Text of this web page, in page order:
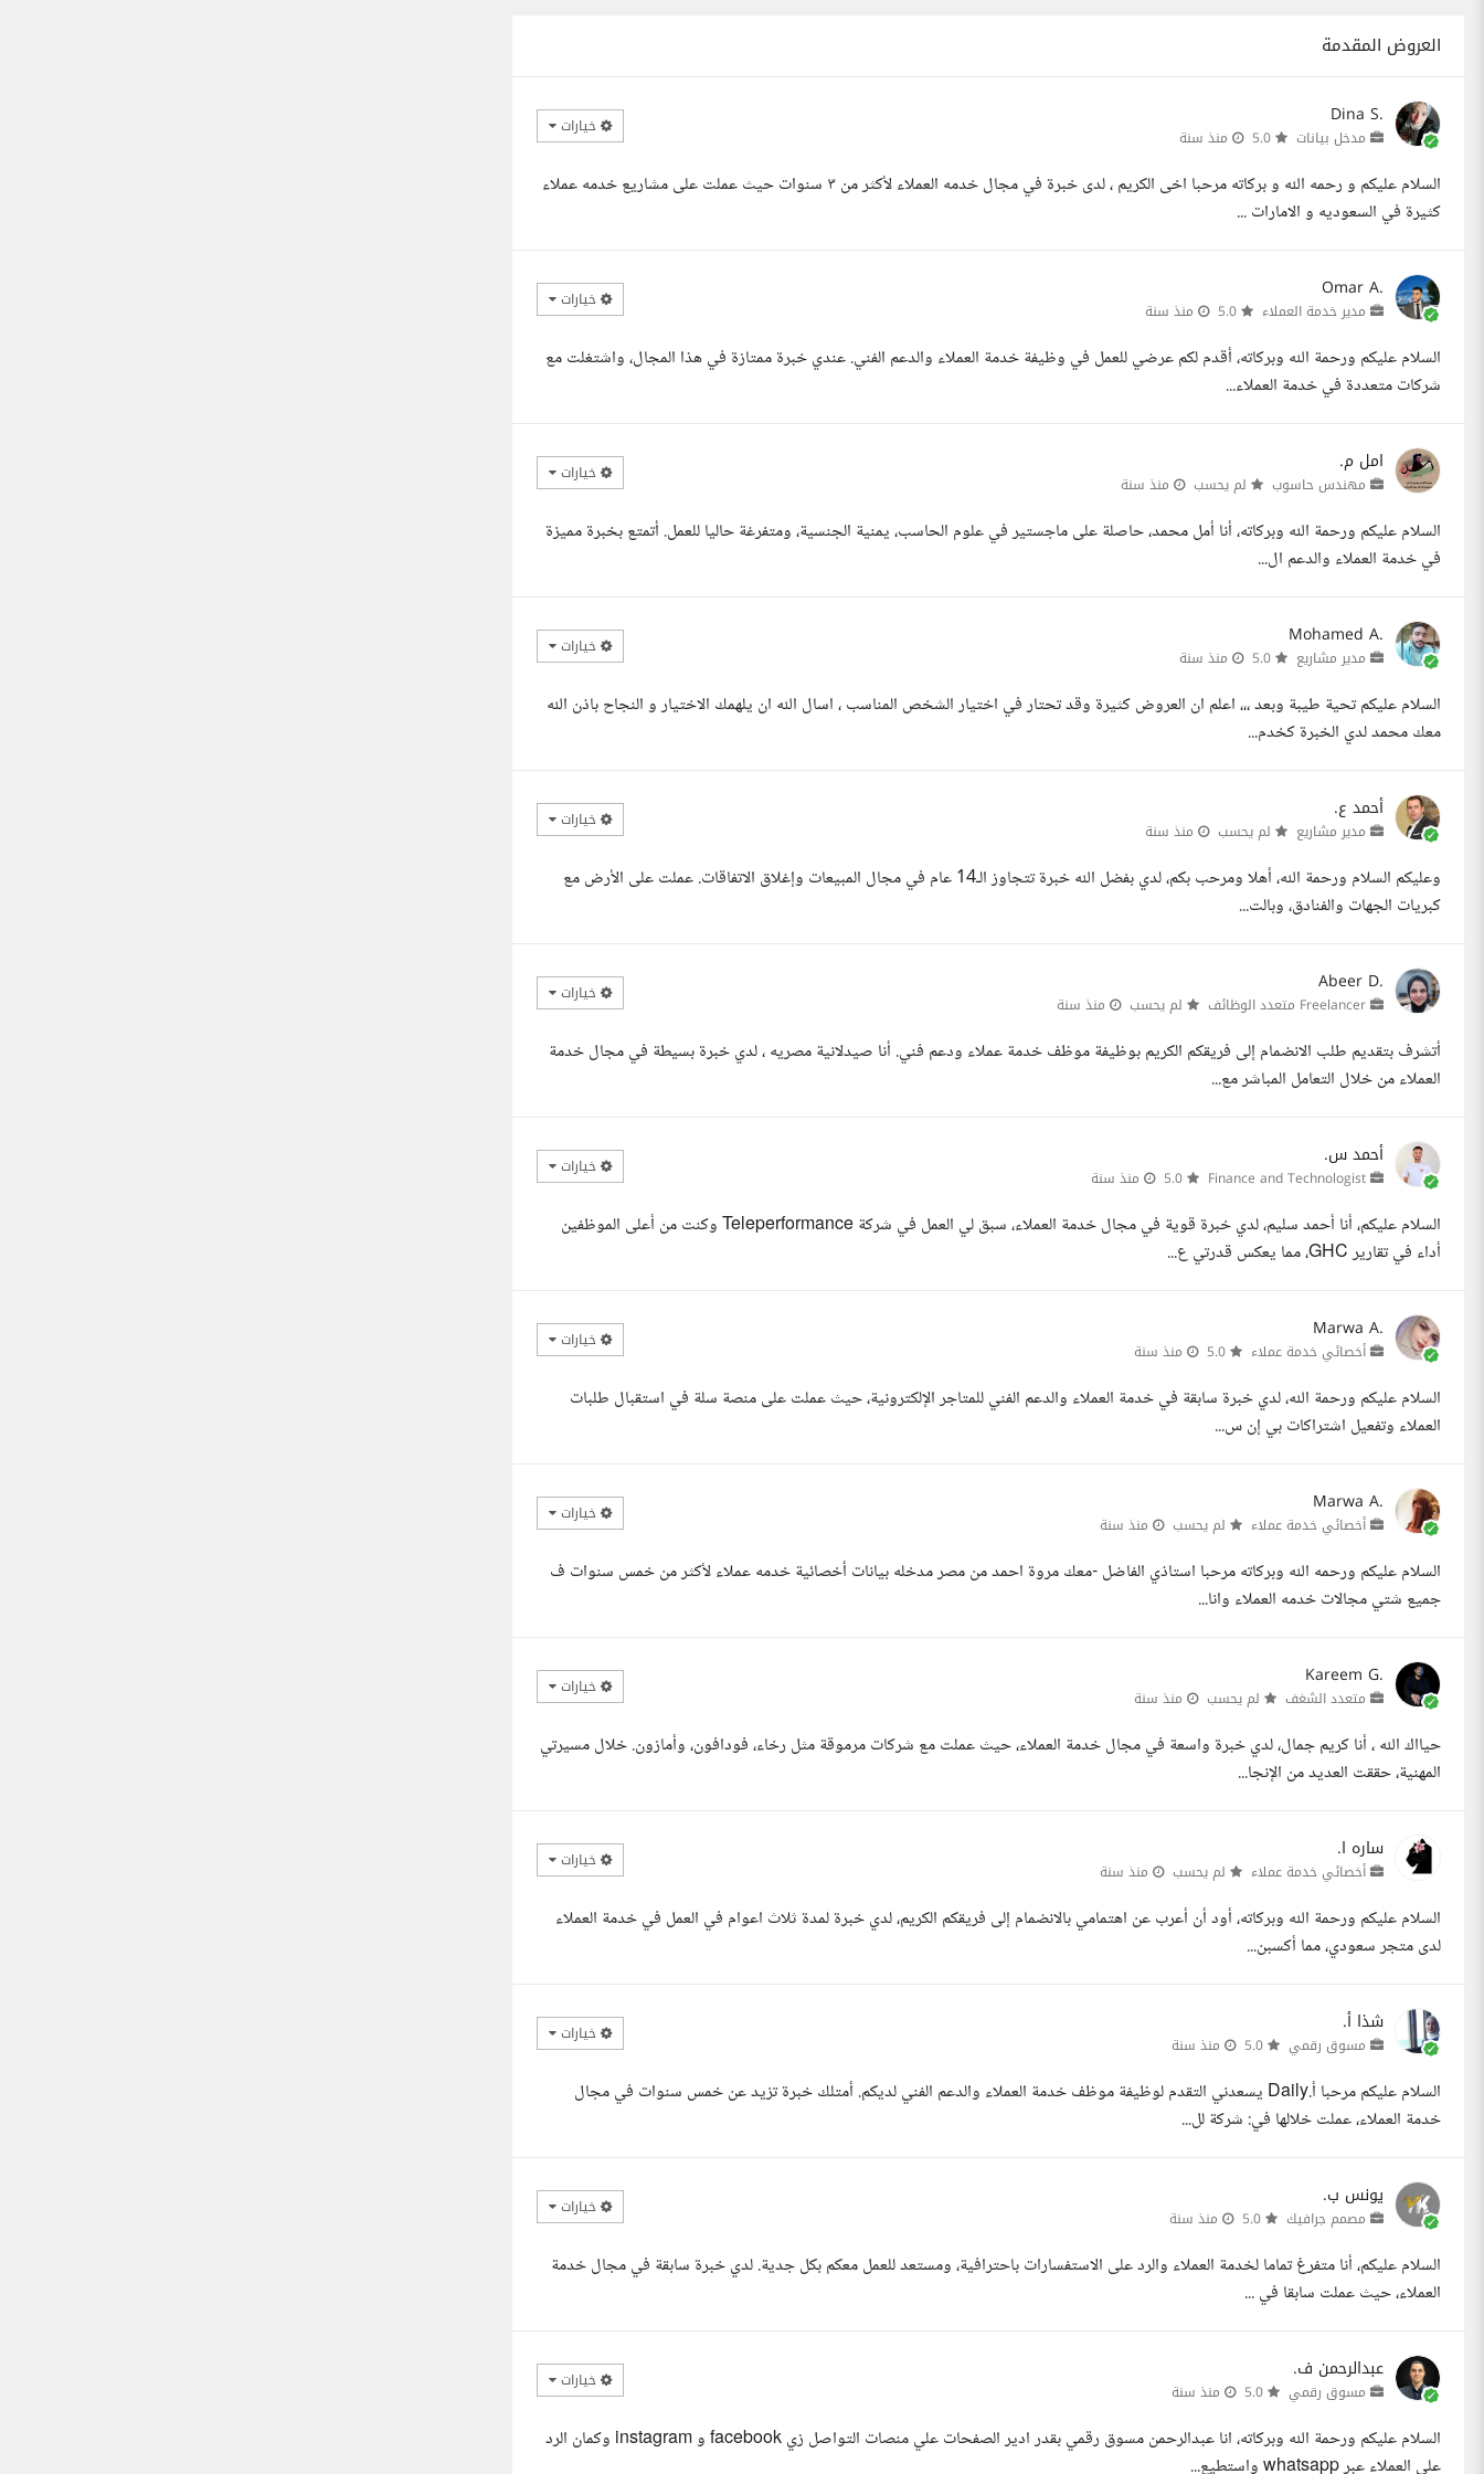
العروض المقدمة
Dina S.
مدخل بيانات منذ سنة خيارات
السلام عليكم و رحمه الله و بركاته مرحبا اخى الكريم ، لدى خبرة في مجال خدمه العملاء لأكثر من ٣ سنوات حيث عملت على مشاريع خدمه عملاء
كثيرة في السعوديه و الامارات ...
Omar A.
مدير خدمة العملاء منذ سنة خيارات
السلام عليكم ورحمة الله وبركاته، أقدم لكم عرضي للعمل في وظيفة خدمة العملاء والدعم الفني. عندي خبرة ممتازة في هذا المجال، واشتغلت مع
شركات متعددة في خدمة العملاء...
امل م.
مهندس حاسوب لم يحسب منذ سنة خيارات
السلام عليكم ورحمة الله وبركاته، أنا أمل محمد، حاصلة على ماجستير في علوم الحاسب، يمنية الجنسية، ومتفرغة حاليا للعمل. أتمتع بخبرة مميزة
في خدمة العملاء والدعم ال...
Mohamed A.
مدير مشاريع منذ سنة خيارات
السلام عليكم تحية طيبة وبعد ،،، اعلم ان العروض كثيرة وقد تحتار في اختيار الشخص المناسب ، اسال الله ان يلهمك الاختيار و النجاح باذن الله
معك محمد لدي الخبرة كخدم...
أحمد ع.
مدير مشاريع لم يحسب منذ سنة خيارات
وعليكم السلام ورحمة الله، أهلا ومرحب بكم، لدي بفضل الله خبرة تتجاوز الـ14 عام في مجال المبيعات وإغلاق الاتفاقات. عملت على الأرض مع
كبريات الجهات والفنادق، وبالت...
Abeer D.
لم يحسب منذ سنة خيارات
أتشرف بتقديم طلب الانضمام إلى فريقكم الكريم بوظيفة موظف خدمة عملاء ودعم فني. أنا صيدلانية مصريه ، لدي خبرة بسيطة في مجال خدمة
العملاء من خلال التعامل المباشر مع...
أحمد س.
منذ سنة خيارات
السلام عليكم، أنا أحمد سليم، لدي خبرة قوية في مجال خدمة العملاء، سبق لي العمل في شركة Teleperformance وكنت من أعلى الموظفين
أداء في تقارير GHC، مما يعكس قدرتي ع...
Marwa A.
أخصائي خدمة عملاء منذ سنة خيارات
السلام عليكم ورحمة الله، لدي خبرة سابقة في خدمة العملاء والدعم الفني للمتاجر الإلكترونية، حيث عملت على منصة سلة في استقبال طلبات
العملاء وتفعيل اشتراكات بي إن س...
Marwa A.
أخصائي خدمة عملاء لم يحسب منذ سنة خيارات
السلام عليكم ورحمه الله وبركاته مرحبا استاذي الفاضل -معك مروة احمد من مصر مدخله بيانات أخصائية خدمه عملاء لأكثر من خمس سنوات ف
جميع شتي مجالات خدمه العملاء وانا...
Kareem G.
متعدد الشغف لم يحسب منذ سنة خيارات
حيااك الله ، أنا كريم جمال، لدي خبرة واسعة في مجال خدمة العملاء، حيث عملت مع شركات مرموقة مثل رخاء، فودافون، وأمازون. خلال مسيرتي
المهنية، حققت العديد من الإنجا...
ساره ا.
أخصائي خدمة عملاء لم يحسب منذ سنة خيارات
السلام عليكم ورحمة الله وبركاته، أود أن أعرب عن اهتمامي بالانضمام إلى فريقكم الكريم، لدي خبرة لمدة ثلاث اعوام في العمل في خدمة العملاء
لدى متجر سعودي، مما أكسبن...
شذا أ.
مسوق رقمي منذ سنة خيارات
السلام عليكم مرحبا أ.Daily يسعدني التقدم لوظيفة موظف خدمة العملاء والدعم الفني لديكم. أمتلك خبرة تزيد عن خمس سنوات في مجال
خدمة العملاء، عملت خلالها في: شركة لل...
يونس ب.
مصمم جرافيك منذ سنة خيارات
السلام عليكم، أنا متفرغ تماما لخدمة العملاء والرد على الاستفسارات باحترافية، ومستعد للعمل معكم بكل جدية. لدي خبرة سابقة في مجال خدمة
العملاء، حيث عملت سابقا في ...
عبدالرحمن ف.
مسوق رقمي منذ سنة خيارات
السلام عليكم ورحمة الله وبركاته، انا عبدالرحمن مسوق رقمي بقدر ادير الصفحات علي منصات التواصل زي facebook و instagram وكمان الرد
علي العملاء عبر whatsapp واستطيع...